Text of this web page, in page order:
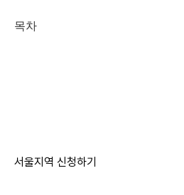
목차
서울지역 신청하기